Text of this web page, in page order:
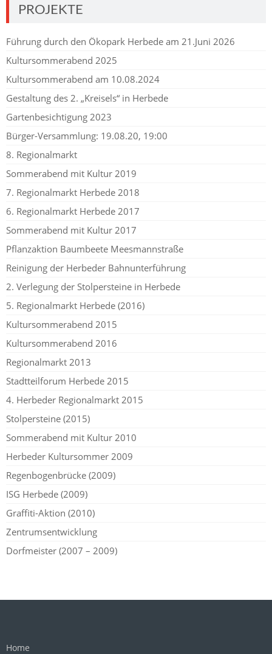
PROJEKTE
Führung durch den Ökopark Herbede am 21.Juni 2026
Kultursommerabend 2025
Kultursommerabend am 10.08.2024
Gestaltung des 2. „Kreisels“ in Herbede
Gartenbesichtigung 2023
Bürger-Versammlung: 19.08.20, 19:00
8. Regionalmarkt
Sommerabend mit Kultur 2019
7. Regionalmarkt Herbede 2018
6. Regionalmarkt Herbede 2017
Sommerabend mit Kultur 2017
Pflanzaktion Baumbeete Meesmannstraße
Reinigung der Herbeder Bahnunterführung
2. Verlegung der Stolpersteine in Herbede
5. Regionalmarkt Herbede (2016)
Kultursommerabend 2015
Kultursommerabend 2016
Regionalmarkt 2013
Stadtteilforum Herbede 2015
4. Herbeder Regionalmarkt 2015
Stolpersteine (2015)
Sommerabend mit Kultur 2010
Herbeder Kultursommer 2009
Regenbogenbrücke (2009)
ISG Herbede (2009)
Graffiti-Aktion (2010)
Zentrumsentwicklung
Dorfmeister (2007 – 2009)
Home